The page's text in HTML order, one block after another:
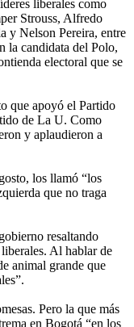
liberales como
Strouss, Alfredo
y Nelson Pereira, entre
la candidata del Polo,
electoral que se
que apoyó el Partido
de La U. Como
y aplaudieron a
los llamó “los
que no traga
resaltando
Al hablar de
animal grande que
Pero la que más
en Bogotá “en los